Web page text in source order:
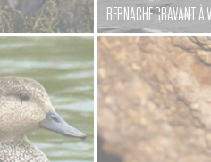
BERNACHE CRAVANT À